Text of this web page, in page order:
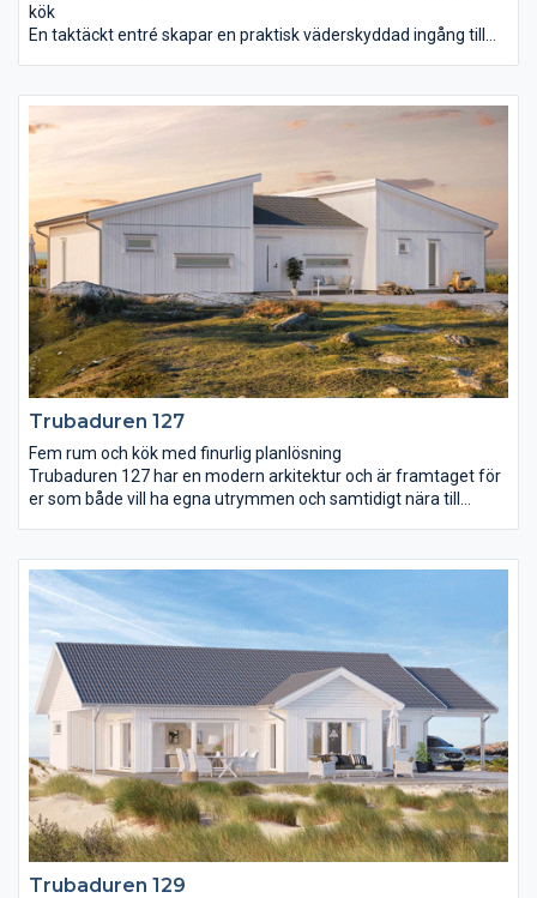
kök
En taktäckt entré skapar en praktisk väderskyddad ingång till
vardagsrummet. Strax intill ligger det rymliga köket med
matplats. Master bedroom är avskilt från barnens avdelning
som ligger i anslutning till det separata allrummet. Man blir
förvånad över att fem rum och kök samt bad, wc, klädvård,
teknikrum och separat klädkammare får plats på endast dryga
125 m² utan att det känns trångt. För så är det.
Trubaduren 127
Fem rum och kök med finurlig planlösning
Trubaduren 127 har en modern arkitektur och är framtaget för
er som både vill ha egna utrymmen och samtidigt nära till
från de andra och har ett eget badrum. I andra delen av huset
finns två sovrum, ett allrum och ett wc. Vardagsrummet ligger i
anslutning till matplatsen och har utgång till trädgården på
framsidan av huset. Vardagsrummet ramas in av ett högt
snedtak och de hellånga fönstren förstärker takhöjden.
Trubaduren 129